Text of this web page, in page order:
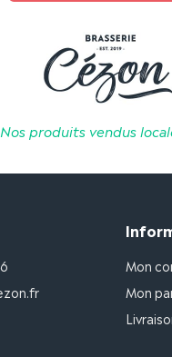
Nos produits vendus
Mon
Mon